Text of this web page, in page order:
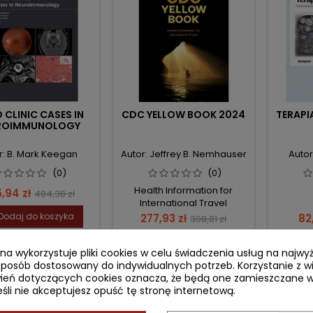
CLINIC CASES IN
B. Mark Keegan
(0)
zł Cena
podstawowa
484,38 zł
do koszyka
CDC YELLOW BOOK 2024
Autor: Jeffrey B. Nemhauser
(0)
Health Information for
International Travel
Cena
277,93 zł Cena
308,81 zł
wykorzystuje pliki cookies w celu świadczenia usług na
dostosowany do indywidualnych potrzeb. Korzystanie z
dotyczących cookies oznacza, że będą one zamieszczane
nie akceptujesz opuść tę stronę internetową.